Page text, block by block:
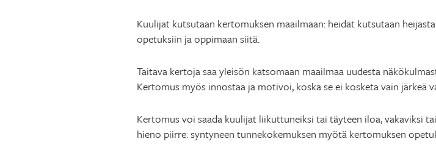
Kuulijat kutsutaan kertomuksen maailmaan: heidät kutsutaan
opetuksiin ja oppimaan siitä.
Taitava kertoja saa yleisön katsomaan maailmaa uudesta
Kertomus myös innostaa ja motivoi, koska se ei kosketa vain järkeä
Kertomus voi saada kuulijat liikuttuneiksi tai täyteen iloa, vakaviksi
hieno piirre: syntyneen tunnekokemuksen myötä kertomuksen